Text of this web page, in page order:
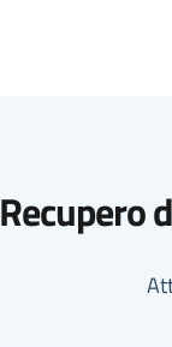
Recupero